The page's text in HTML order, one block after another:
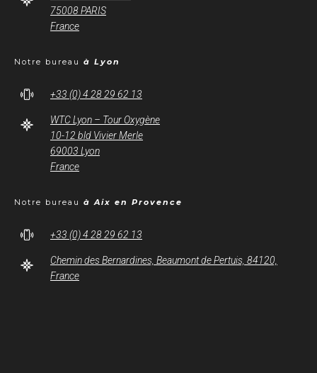
75008 PARIS
France
Notre bureau à Lyon
+33 (0) 4 28 29 62 13
WTC Lyon – Tour Oxygène
10-12 bld Vivier Merle
69003 Lyon
France
Notre bureau à Aix en Provence
+33 (0) 4 28 29 62 13
Chemin des Bernardines, Beaumont de Pertuis, 84120,
France